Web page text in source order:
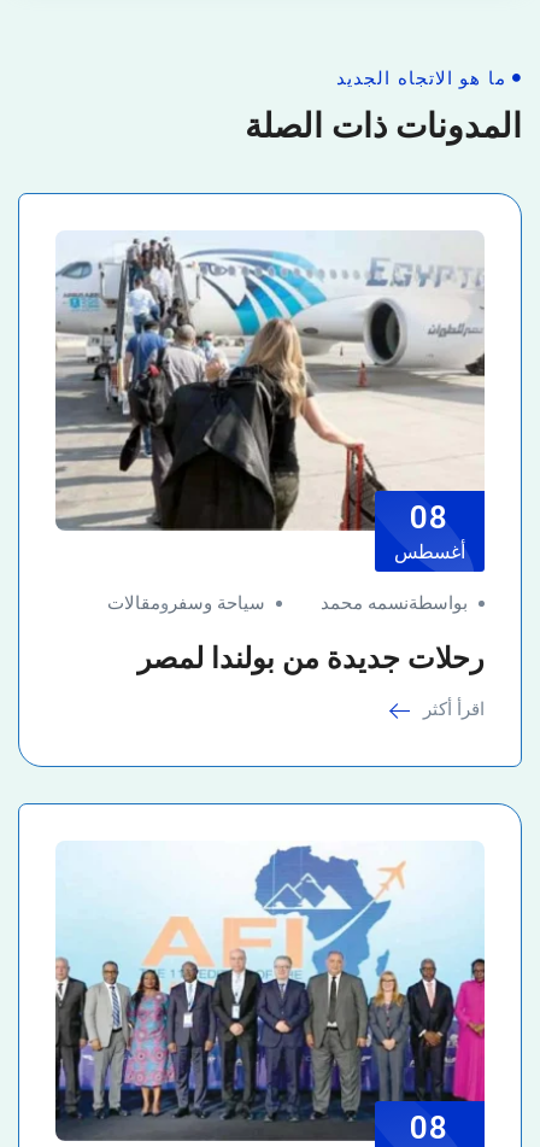
ما هو الاتجاه الجديد
المدونات ذات الصلة
08
أغسطس
بواسطةنسمه محمد سياحة وسفر ومقالات
رحلات جديدة من بولندا لمصر
اقرأ أكثر
08